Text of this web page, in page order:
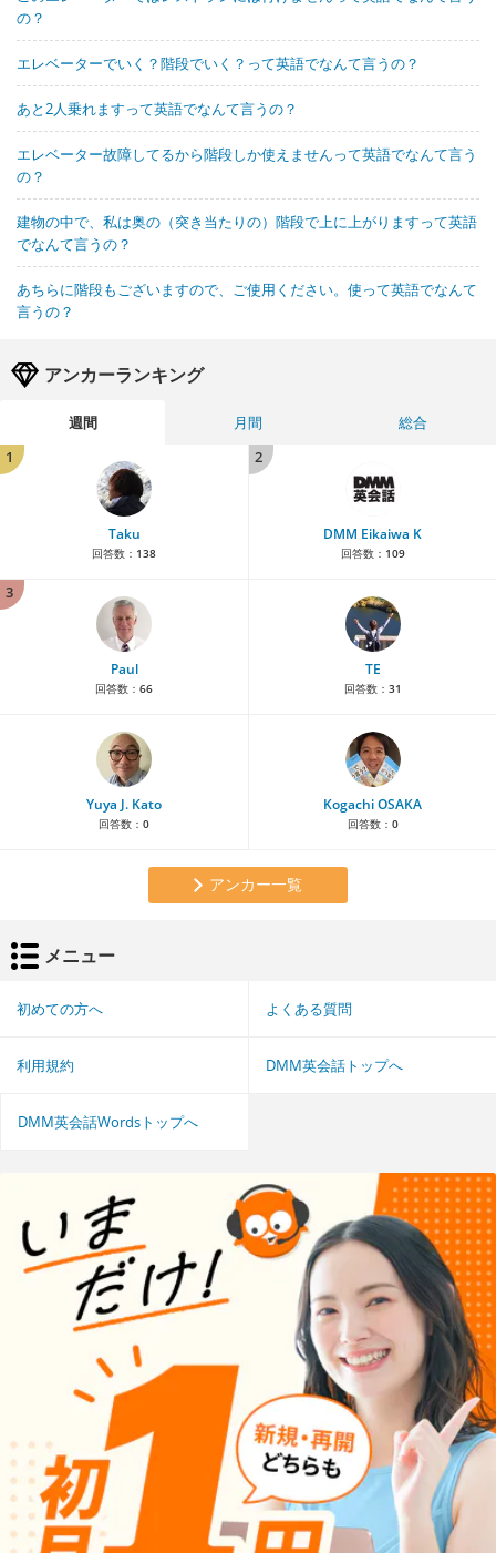
の？
エレベーターでいく？階段でいく？って英語でなんて言うの？
あと2人乗れますって英語でなんて言うの？
エレベーター故障してるから階段しか使えませんって英語でなんて言う
の？
建物の中で、私は奥の（突き当たりの）階段で上に上がりますって英語
でなんて言うの？
あちらに階段もございますので、ご使用ください。使って英語でなんて
言うの？
アンカーランキング
週間 月間
総合
1
Taku
回答数： 138
2
DMM Eikaiwa K
回答数： 109
3
Paul
回答数： 66
TE
回答数： 31
Yuya J. Kato
回答数： 0
Kogachi OSAKA
回答数： 0
アンカー一覧
メニュー
初めての方へ よくある質問
利用規約 DMM英会話トップへ
DMM英会話Wordsトップへ